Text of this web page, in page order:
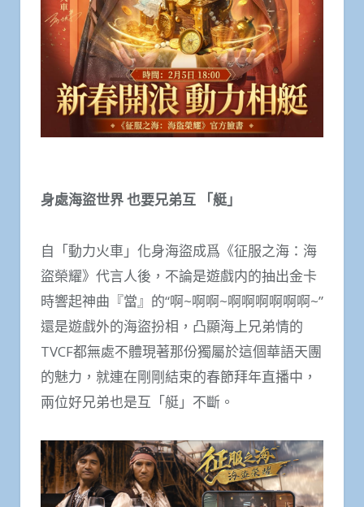
身處海盜世界也要兄弟互 「艇」
自「動力火車」化身海盜成爲《征服之海：海
盜榮耀》代言人後，不論是遊戲内的抽出金卡
時響起神曲『當』的“啊~啊啊~啊啊啊啊啊啊~”
還是遊戲外的海盜扮相，凸顯海上兄弟情的
TVCF都無處不體現著那份獨屬於這個華語天團
的魅力，就連在剛剛結束的春節拜年直播中，
兩位好兄弟也是互「艇」不斷。